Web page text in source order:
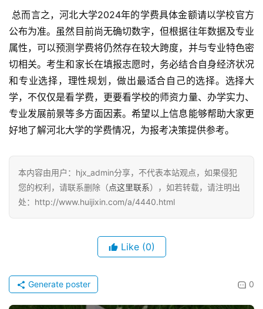
公布为准。虽然目前尚无确切数字，但根据往年数据及专业
属性，可以预测学费将仍然存在较大跨度，并与专业特色密
切相关。考生和家长在填报志愿时，务必结合自身经济状况
和专业选择，理性规划，做出最适合自己的选择。选择大
学，不仅仅是看学费，更要看学校的师资力量、办学实力、
专业发展前景等多方面因素。希望以上信息能够帮助大家更
好地了解河北大学的学费情况，为报考决策提供参考。
本内容由用户：hjx_admin分享，不代表本站观点，如果侵犯
您的权利，请联系删除（点这里联系），如若转载，请注明出
处：http://www.huijixin.com/a/4440.html
Like (0)
0
Generate poster